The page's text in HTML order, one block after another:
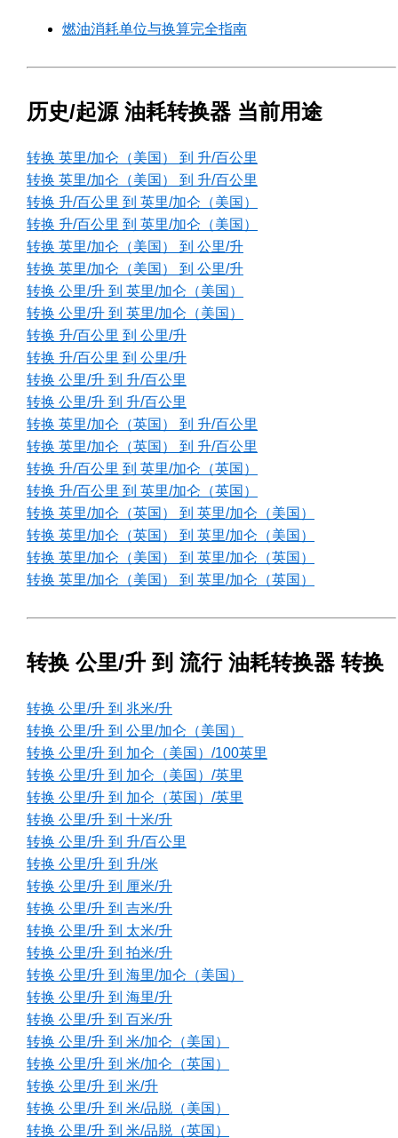
燃油消耗单位与换算完全指南
历史/起源 油耗转换器 当前用途
转换 英里/加仑（美国） 到 升/百公里
转换 英里/加仑（美国） 到 升/百公里
转换 升/百公里 到 英里/加仑（美国）
转换 升/百公里 到 英里/加仑（美国）
转换 英里/加仑（美国） 到 公里/升
转换 英里/加仑（美国） 到 公里/升
转换 公里/升 到 英里/加仑（美国）
转换 公里/升 到 英里/加仑（美国）
转换 升/百公里 到 公里/升
转换 升/百公里 到 公里/升
转换 公里/升 到 升/百公里
转换 公里/升 到 升/百公里
转换 英里/加仑（英国） 到 升/百公里
转换 英里/加仑（英国） 到 升/百公里
转换 升/百公里 到 英里/加仑（英国）
转换 升/百公里 到 英里/加仑（英国）
转换 英里/加仑（英国） 到 英里/加仑（美国）
转换 英里/加仑（英国） 到 英里/加仑（美国）
转换 英里/加仑（美国） 到 英里/加仑（英国）
转换 英里/加仑（美国） 到 英里/加仑（英国）
转换 公里/升 到 流行 油耗转换器 转换
转换 公里/升 到 兆米/升
转换 公里/升 到 公里/加仑（美国）
转换 公里/升 到 加仑（美国）/100英里
转换 公里/升 到 加仑（美国）/英里
转换 公里/升 到 加仑（英国）/英里
转换 公里/升 到 十米/升
转换 公里/升 到 升/百公里
转换 公里/升 到 升/米
转换 公里/升 到 厘米/升
转换 公里/升 到 吉米/升
转换 公里/升 到 太米/升
转换 公里/升 到 拍米/升
转换 公里/升 到 海里/加仑（美国）
转换 公里/升 到 海里/升
转换 公里/升 到 百米/升
转换 公里/升 到 米/加仑（美国）
转换 公里/升 到 米/加仑（英国）
转换 公里/升 到 米/升
转换 公里/升 到 米/品脱（美国）
转换 公里/升 到 米/品脱（英国）